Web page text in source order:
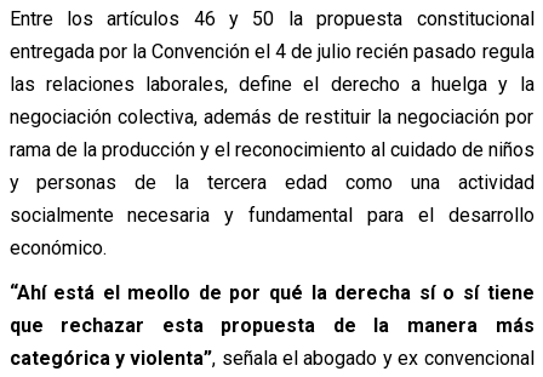
Entre los artículos 46 y 50 la propuesta constitucional
entregada por la Convención el 4 de julio recién pasado regula
las relaciones laborales, define el derecho a huelga y la
negociación colectiva, además de restituir la negociación por
rama de la producción y el reconocimiento al cuidado de niños
y personas de la tercera edad como una actividad
socialmente necesaria y fundamental para el desarrollo
económico.
“Ahí está el meollo de por qué la derecha sí o sí tiene
que rechazar esta propuesta de la manera más
categórica y violenta”, señala el abogado y ex convencional